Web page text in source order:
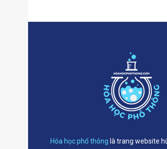
Hóa học phổ thông là trang website